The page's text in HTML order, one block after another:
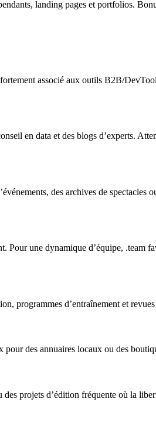
landing pages et portfolios.
associé aux outils B2B/
en data et des blogs d’experts.
des archives de spectacles
Pour une dynamique d’équipe, .team
programmes d’entraînement et
des annuaires locaux ou des
projets d’édition fréquente où la